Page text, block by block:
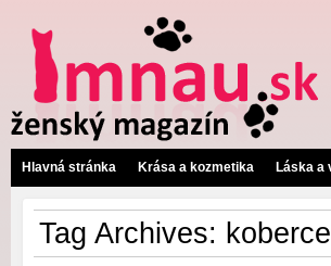
Hlavná stránka Krása a kozmetika Láska a
Tag Archives: koberce